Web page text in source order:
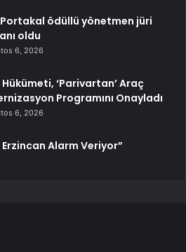
Portakal ödüllü yönetmen jüri
oldu
6, 2026
‘Parivartan’ Araç
Programını Onayladı
6, 2026
Alarm Veriyor”